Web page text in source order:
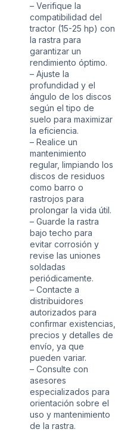
– Verifique la
compatibilidad del
tractor (15-25 hp) con
la rastra para
garantizar un
rendimiento óptimo.
– Ajuste la
profundidad y el
ángulo de los discos
según el tipo de
suelo para maximizar
la eficiencia.
– Realice un
mantenimiento
regular, limpiando los
discos de residuos
como barro o
rastrojos para
prolongar la vida útil.
– Guarde la rastra
bajo techo para
evitar corrosión y
revise las uniones
soldadas
periódicamente.
– Contacte a
distribuidores
autorizados para
confirmar existencias,
precios y detalles de
envío, ya que
pueden variar.
– Consulte con
asesores
especializados para
orientación sobre el
uso y mantenimiento
de la rastra.